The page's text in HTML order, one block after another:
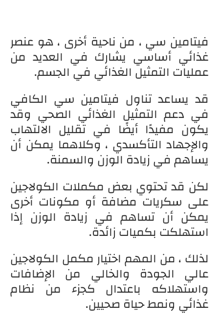
فيتامين سي ، من ناحية أخرى ، هو عنصر
غذائي أساسي يشارك في العديد من
عمليات التمثيل الغذائي في الجسم.
قد يساعد تناول فيتامين سي الكافي
في دعم التمثيل الغذائي الصحي وقد
يكون مفيدًا أيضًا في تقليل الالتهاب
والإجهاد التأكسدي ، وكلاهما يمكن أن
يساهم في زيادة الوزن والسمنة.
لكن قد تحتوي بعض مكملات الكولاجين
على سكريات مضافة أو مكونات أخرى
يمكن أن تساهم في زيادة الوزن إذا
استهلكت بكميات زائدة.
لذلك ، من المهم اختيار مكمل الكولاجين
عالي الجودة والخالي من الإضافات
واستهلاكه باعتدال كجزء من نظام
غذائي ونمط حياة صحيين.